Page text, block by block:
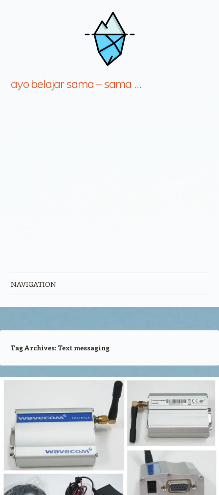
ayo belajar sama – sama …
NAVIGATION
Tag Archives: Text messaging